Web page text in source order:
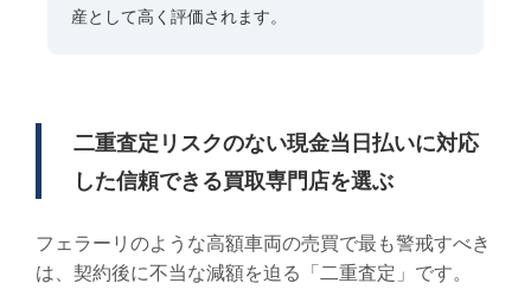
産として高く評価されます。
二重査定リスクのない現金当日払いに対応
した信頼できる買取専門店を選ぶ
フェラーリのような高額車両の売買で最も警戒すべき
は、契約後に不当な減額を迫る「二重査定」です。